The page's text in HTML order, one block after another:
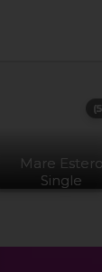
Mare
Single